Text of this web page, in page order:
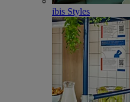
ibis Styles